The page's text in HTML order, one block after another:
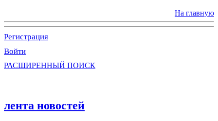
На главную
Регистрация
Войти
РАСШИРЕННЫЙ ПОИСК
лента новостей